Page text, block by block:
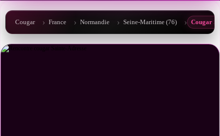
Cougar France Normandie Seine-Maritime (76) Cougar